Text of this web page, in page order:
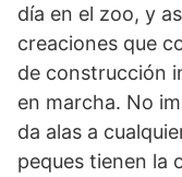
día en el zoo, y
creaciones que
de construcción
en marcha. No
da alas a
peques tienen la